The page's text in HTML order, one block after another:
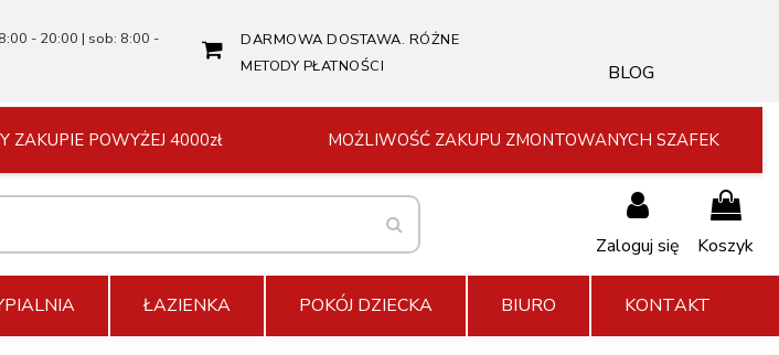
- 20:00 | sob: 8:00 -
DARMOWA DOSTAWA. RÓŻNE
METODY PŁATNOŚCI
BLOG
ZAKUPIE POWYŻEJ 4000zł MOŻLIWOŚĆ ZAKUPU ZMONTOWANYCH SZAFEK
Zaloguj się Koszyk
ŁAZIENKA POKÓJ DZIECKA BIURO KONTAKT